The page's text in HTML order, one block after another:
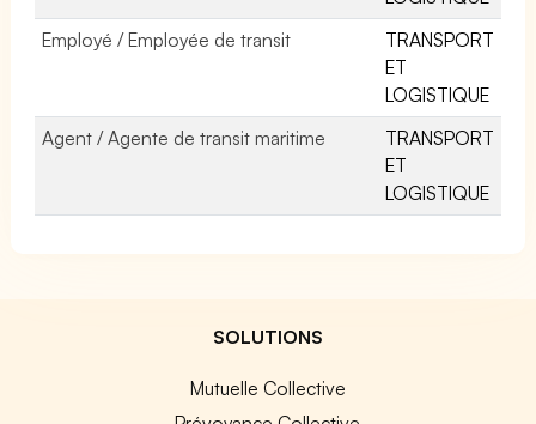
Employé / Employée de transit
TRANSPORT
ET
LOGISTIQUE
Agent / Agente de transit maritime
TRANSPORT
ET
LOGISTIQUE
SOLUTIONS
Mutuelle Collective